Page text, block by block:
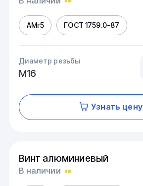
АМг5 ГОСТ 1759.0-87
Диаметр резьбы
М16
Узнать цену
Винт алюминиевый
В наличии